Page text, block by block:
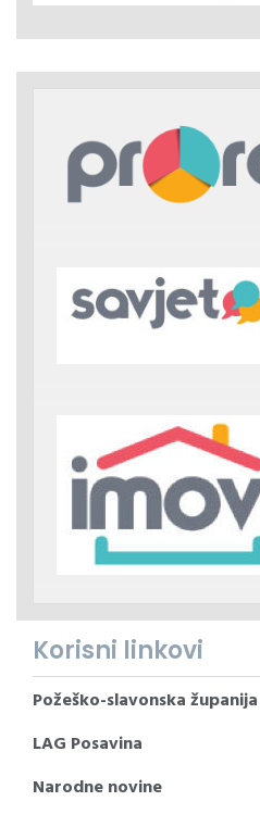
Korisni linkovi
Požeško-slavonska županija
LAG Posavina
Narodne novine